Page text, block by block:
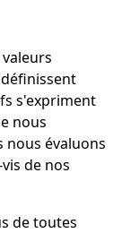
s'expriment
nous
nous évaluons
de nos
de toutes